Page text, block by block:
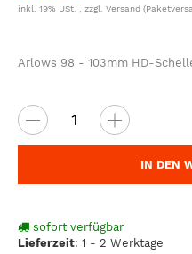
inkl. 19% USt. , zzgl. Versand
Arlows 98 - 103mm HD-
IN DEN
sofort verfügbar
Lieferzeit: 1 - 2 Werktage